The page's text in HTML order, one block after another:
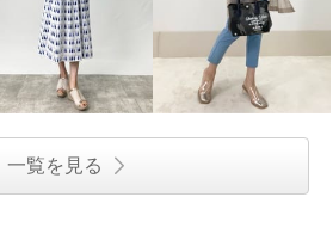
一覧を見る